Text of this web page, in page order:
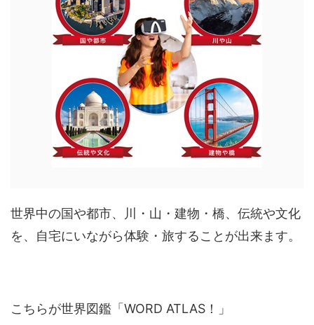
世界中の国や都市、川・山・建物・橋、伝統や文化
を、自宅にいながら体験・旅することが出来ます。
こちらが世界図鑑「WORD ATLAS！」